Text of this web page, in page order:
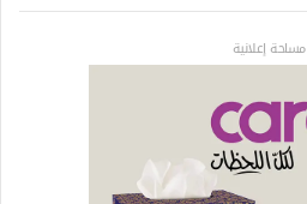
مساحة إعلانية